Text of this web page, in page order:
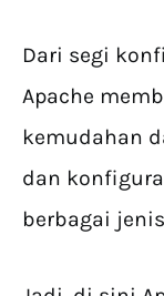
Dari segi
Apache
kemudahan
dan
berbagai